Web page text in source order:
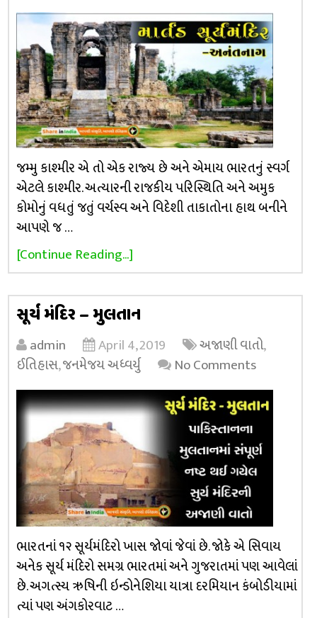
જમ્મુ કાશ્મીર એ તો એક રાજ્ય છે અને એમાય ભારતનું સ્વર્ગ
એટલે કાશ્મીર. અત્યારની રાજકીય પરિસ્થિતિ અને અમુક
કોમોનું વધતું જતું વર્ચસ્વ અને વિદેશી તાકાતોના હાથ બનીને
આપણે જ …
[Continue Reading...]
સૂર્ય મંદિર – મુલતાન
admin April 4, 2019 અજાણી વાતો,
ઈતિહાસ,જનમેજય અધ્વર્યુ No Comments
ભારતનાં ૧૨ સૂર્યમંદિરો ખાસ જોવાં જેવાં છે. જોકે એ સિવાય
અનેક સૂર્ય મંદિરો સમગ્ર ભારતમાં અને ગુજરાતમાં પણ આવેલાં
છે. અગત્સ્ય ઋષિની ઇન્ડોનેશિયા યાત્રા દરમિયાન કંબોડીયામાં
ત્યાં પણ અંગકોરવાટ …